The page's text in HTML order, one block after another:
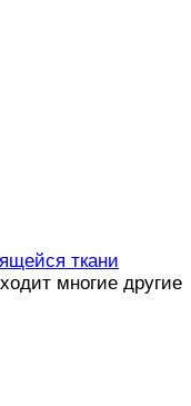
ткани
многие другие